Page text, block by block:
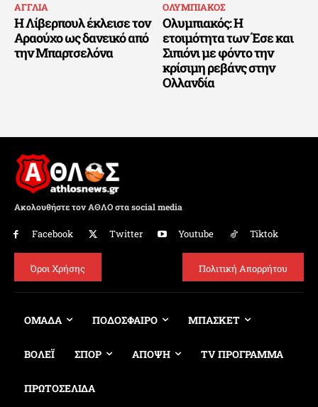
ΑΓΓΛΙΑ
Η Λίβερπουλ έκλεισε τον
Αραούχο ως δανεικό από
την Μπαρτσελόνα
ΟΛΥΜΠΙΑΚΟΣ
Ολυμπιακός: Η
ετοιμότητα των Έσε και
Σιπιόνι με φόντο την
κρίσιμη ρεβάνς στην
Ολλανδία
Ακολουθήστε τον ΑΘΛΟ στα social media
Facebook Twitter Youtube Tiktok
Όροι Χρήσης Πολιτική Απορρήτου
ΟΜΑΔΑ ΠΟΔΟΣΦΑΙΡΟ ΜΠΑΣΚΕΤ
ΒΟΛΕΪ ΣΠΟΡ ΑΠΟΨΗ TV ΠΡΟΓΡΑΜΜΑ
ΠΡΩΤΟΣΕΛΙΔΑ